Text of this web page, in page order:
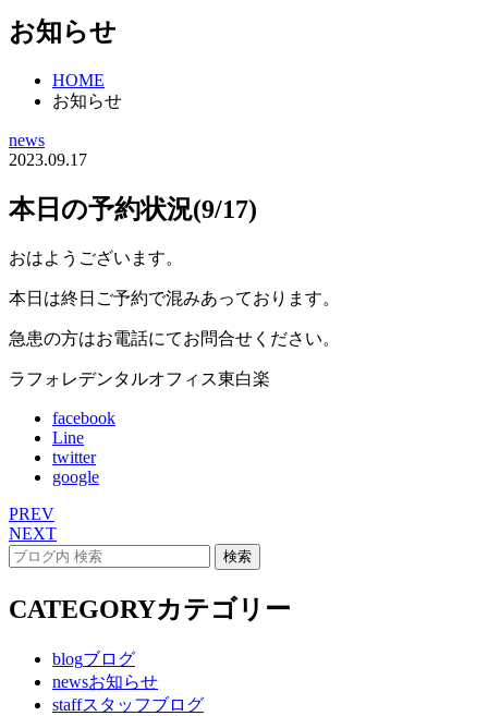
お知らせ
HOME
お知らせ
news
2023.09.17
本日の予約状況(9/17)
おはようございます。
本日は終日ご予約で混みあっております。
急患の方はお電話にてお問合せください。
ラフォレデンタルオフィス東白楽
facebook
Line
twitter
google
PREV
NEXT
CATEGORYカテゴリー
blogブログ
newsお知らせ
staffスタッフブログ